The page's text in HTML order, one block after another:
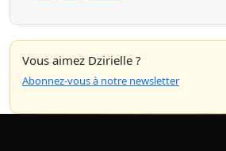
Vous aimez Dzirielle ?
Abonnez-vous à notre newsletter